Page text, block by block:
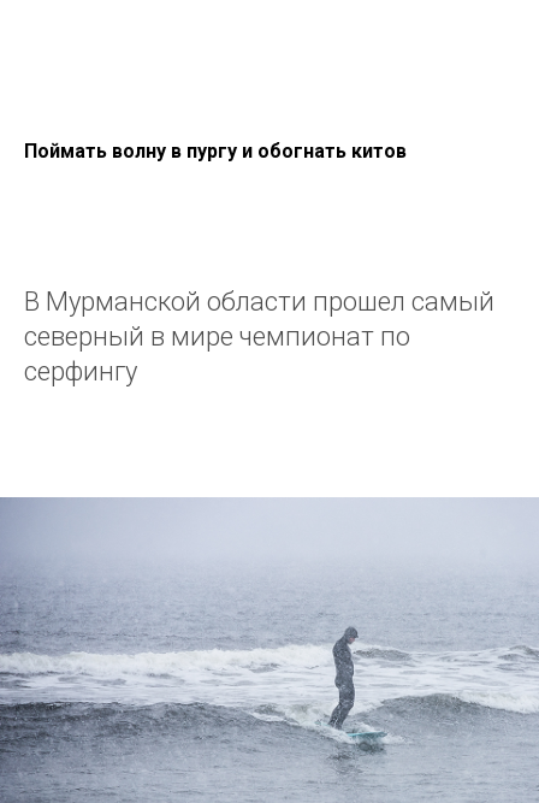
Поймать волну в пургу и обогнать китов
В Мурманской области прошел самый
северный в мире чемпионат по
серфингу